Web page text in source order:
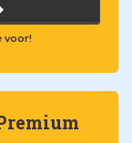
voor!